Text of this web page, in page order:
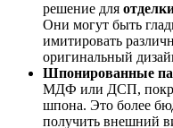
решение для
Они могут быть
имитировать
оригинальный
Шпонированные
МДФ или ДСП,
шпона. Это более
получить внешний